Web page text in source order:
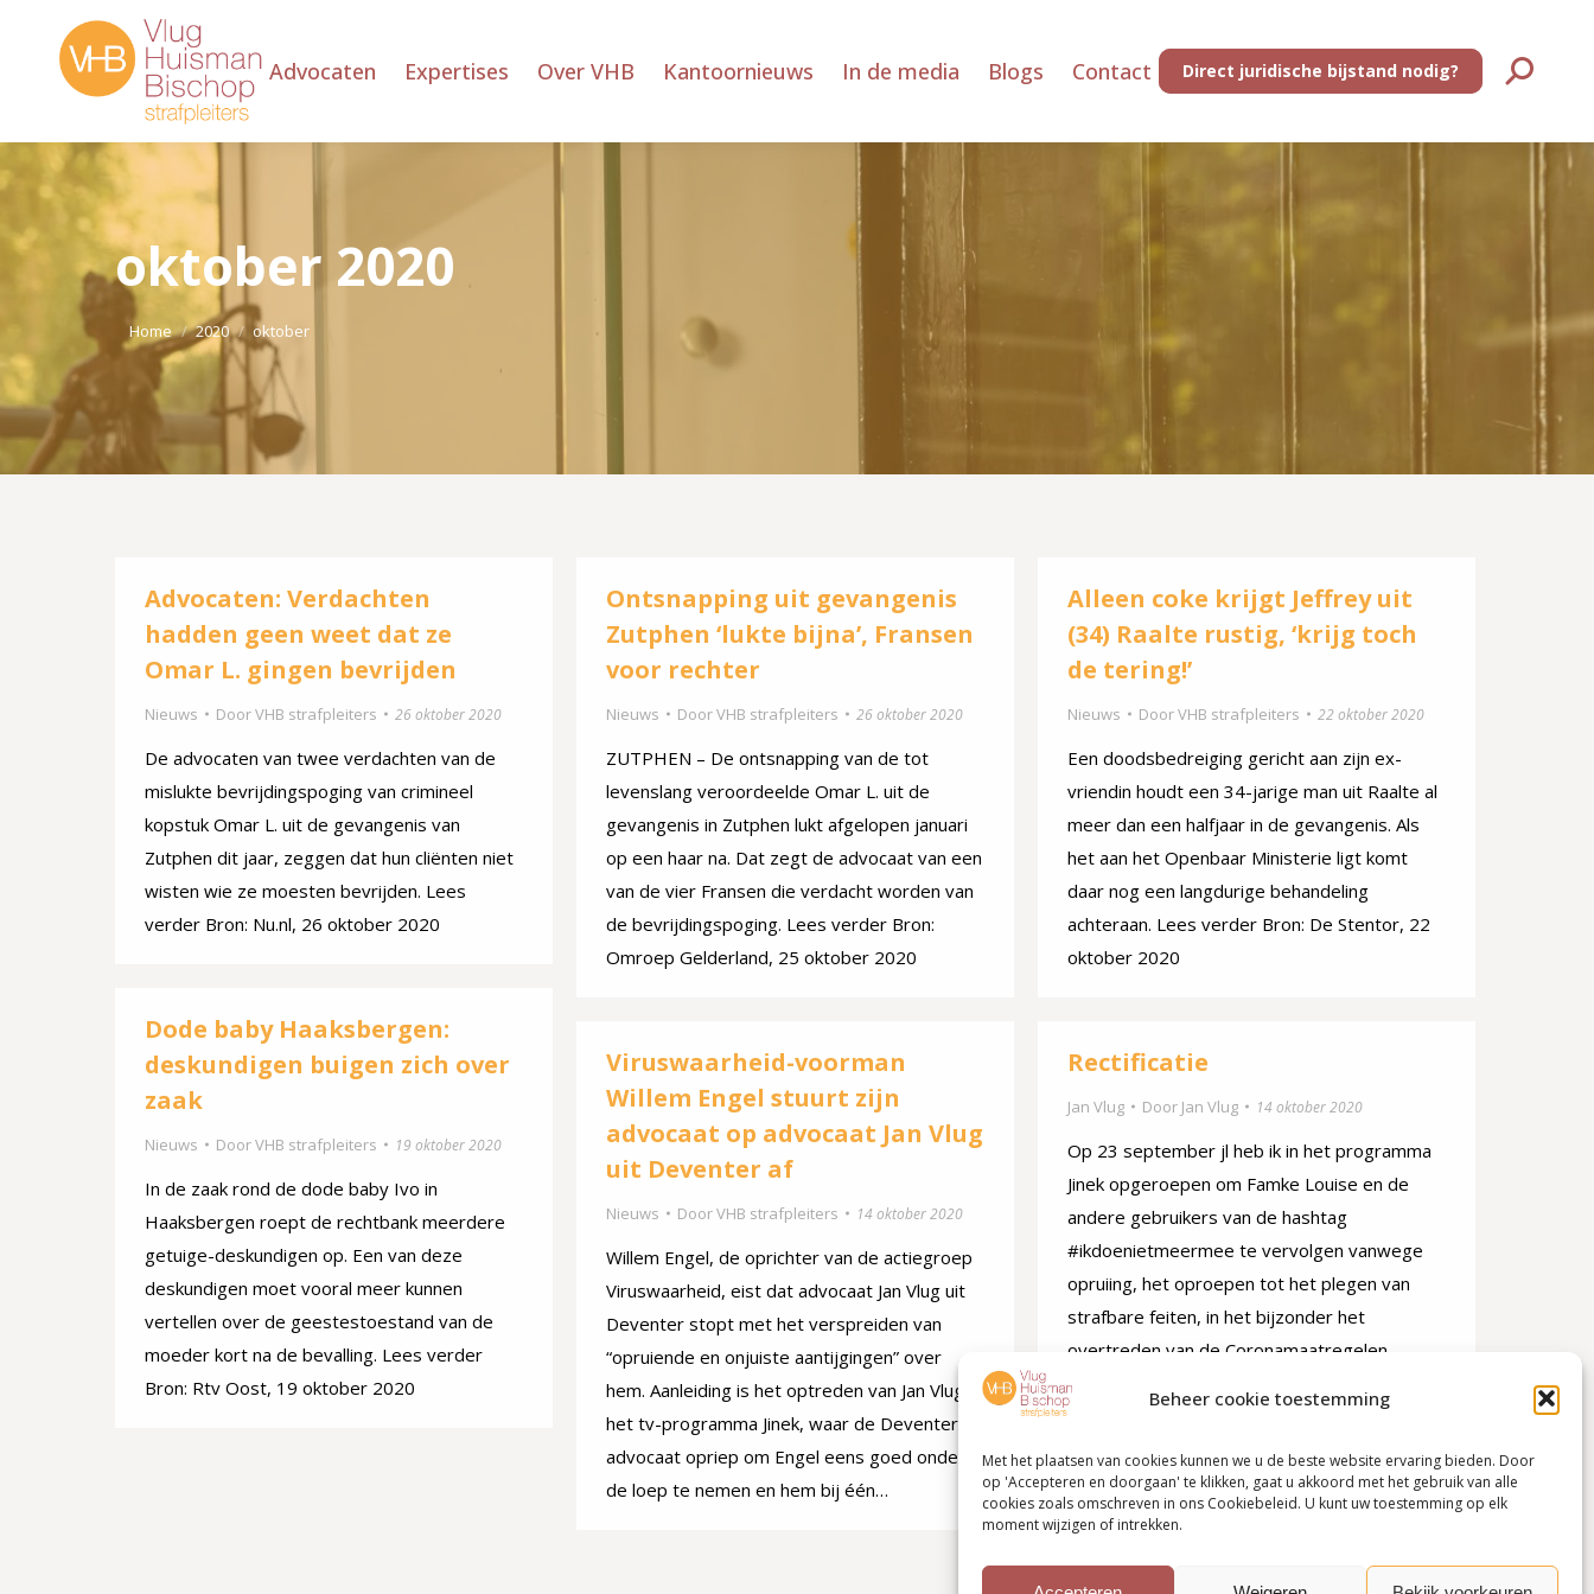
Beheer cookie toestemming
Met het plaatsen van cookies kunnen we u de beste website ervaring bieden. Door
op 'Accepteren en doorgaan' te klikken, gaat u akkoord met het gebruik van alle
cookies zoals omschreven in ons Cookiebeleid. U kunt uw toestemming op elk
moment wijzigen of intrekken.
Advocaten Expertises Over VHB Kantoornieuws In de media Blogs Contact Direct juridische bijstand nodig? Zoeken:
oktober 2020
Je bent hier:
Home 2020 oktober
Advocaten: Verdachten
hadden geen weet dat ze
Omar L. gingen bevrijden
Nieuws DoorVHB strafpleiters 26 oktober 2020
De advocaten van twee verdachten van de
mislukte bevrijdingspoging van crimineel
kopstuk Omar L. uit de gevangenis van
Zutphen dit jaar, zeggen dat hun cliënten niet
wisten wie ze moesten bevrijden. Lees
verder Bron: Nu.nl, 26 oktober 2020
Ontsnapping uit gevangenis
Zutphen ‘lukte bijna’, Fransen
voor rechter
Nieuws DoorVHB strafpleiters 26 oktober 2020
ZUTPHEN – De ontsnapping van de tot
levenslang veroordeelde Omar L. uit de
gevangenis in Zutphen lukt afgelopen januari
op een haar na. Dat zegt de advocaat van een
van de vier Fransen die verdacht worden van
de bevrijdingspoging. Lees verder Bron:
Omroep Gelderland, 25 oktober 2020
Alleen coke krijgt Jeffrey uit
(34) Raalte rustig, ‘krijg toch
de tering!’
Nieuws DoorVHB strafpleiters 22 oktober 2020
Een doodsbedreiging gericht aan zijn ex-
vriendin houdt een 34-jarige man uit Raalte al
meer dan een halfjaar in de gevangenis. Als
het aan het Openbaar Ministerie ligt komt
daar nog een langdurige behandeling
achteraan. Lees verder Bron: De Stentor, 22
oktober 2020
Dode baby Haaksbergen:
deskundigen buigen zich over
zaak
Nieuws DoorVHB strafpleiters 19 oktober 2020
In de zaak rond de dode baby Ivo in
Haaksbergen roept de rechtbank meerdere
getuige-deskundigen op. Een van deze
deskundigen moet vooral meer kunnen
vertellen over de geestestoestand van de
moeder kort na de bevalling. Lees verder
Bron: Rtv Oost, 19 oktober 2020
Viruswaarheid-voorman
Willem Engel stuurt zijn
advocaat op advocaat Jan Vlug
uit Deventer af
Nieuws DoorVHB strafpleiters 14 oktober 2020
Willem Engel, de oprichter van de actiegroep
Viruswaarheid, eist dat advocaat Jan Vlug uit
Deventer stopt met het verspreiden van
“opruiende en onjuiste aantijgingen” over
hem. Aanleiding is het optreden van Jan Vlug in
het tv-programma Jinek, waar de Deventer
advocaat opriep om Engel eens goed onder
de loep te nemen en hem bij één…
Rectificatie
Jan Vlug Door Jan Vlug 14 oktober 2020
Op 23 september jl heb ik in het programma
Jinek opgeroepen om Famke Louise en de
andere gebruikers van de hashtag
#ikdoenietmeermee te vervolgen vanwege
opruiing, het oproepen tot het plegen van
strafbare feiten, in het bijzonder het
overtreden van de Coronamaatregelen.
Hoewel Famke Louise na die uitzending tot